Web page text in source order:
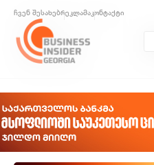
ჩვენ შესახებრეკლამაკონტაქტი